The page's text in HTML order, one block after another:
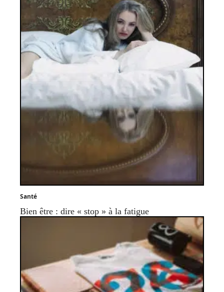
Santé
Bien être : dire « stop » à la fatigue